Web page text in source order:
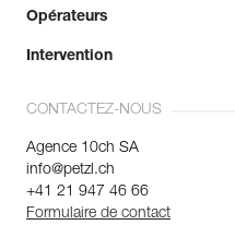
Opérateurs
Intervention
CONTACTEZ-NOUS
Agence 10ch SA
info@petzl.ch
+41 21 947 46 66
Formulaire de contact